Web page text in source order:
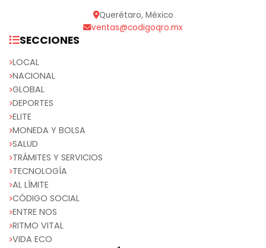
Querétaro, México
ventas@codigoqro.mx
SECCIONES
LOCAL
NACIONAL
GLOBAL
DEPORTES
ELITE
MONEDA Y BOLSA
SALUD
TRÁMITES Y SERVICIOS
TECNOLOGÍA
AL LÍMITE
CÓDIGO SOCIAL
ENTRE NOS
RITMO VITAL
VIDA ECO